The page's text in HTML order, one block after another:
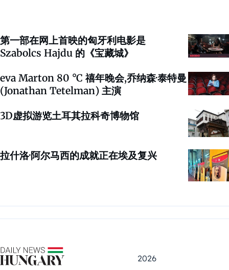
第一部在网上首映的匈牙利电影是
Szabolcs Hajdu 的《宝藏城》
eva Marton 80 °C 禧年晚会,乔纳森·泰特曼
(Jonathan Tetelman) 主演
3D虚拟游览土耳其拉科奇博物馆
拉什洛·阿尔马西的成就正在埃及复兴
2026